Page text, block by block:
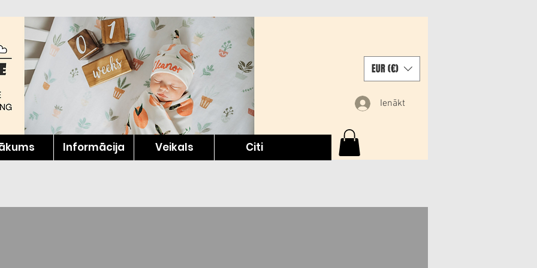
EUR (€)
Ienākt
Informācija Veikals Citi